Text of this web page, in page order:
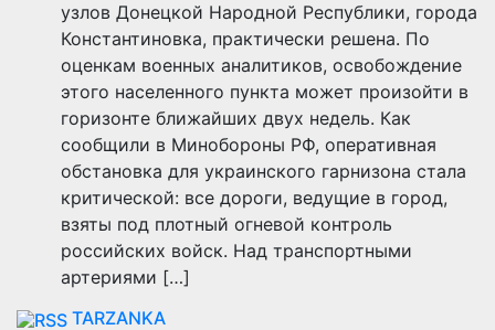
узлов Донецкой Народной Республики, города
Константиновка, практически решена. По
оценкам военных аналитиков, освобождение
этого населенного пункта может произойти в
горизонте ближайших двух недель. Как
сообщили в Минобороны РФ, оперативная
обстановка для украинского гарнизона стала
критической: все дороги, ведущие в город,
взяты под плотный огневой контроль
российских войск. Над транспортными
артериями […]
TARZANKA